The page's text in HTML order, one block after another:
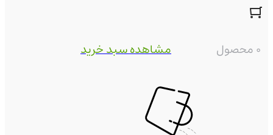
0 محصول مشاهده سبد خرید